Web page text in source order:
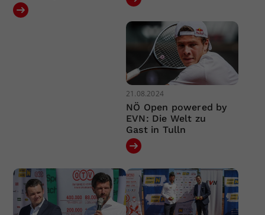
21.08.2024
NÖ Open powered by
EVN: Die Welt zu
Gast in Tulln